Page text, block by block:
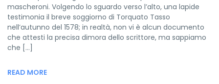
mascheroni. Volgendo lo sguardo verso l’alto, una lapide
testimonia il breve soggiorno di Torquato Tasso
nell’autunno del 1578; in realtà, non vi è alcun documento
che attesti la precisa dimora dello scrittore, ma sappiamo
che […]
READ MORE